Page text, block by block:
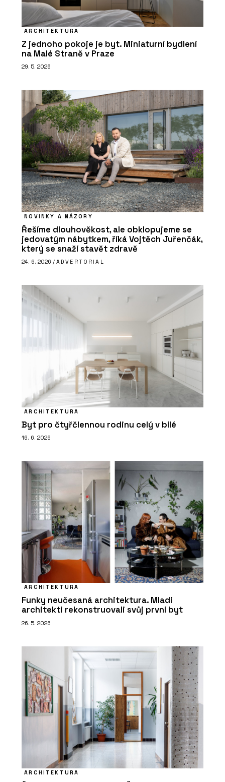
ARCHITEKTURA
Z jednoho pokoje je byt. Miniaturní bydlení
na Malé Straně v Praze
29. 5. 2026
NOVINKY A NÁZORY
Řešíme dlouhověkost, ale obklopujeme se
jedovatým nábytkem, říká Vojtěch Juřenčák,
který se snaží stavět zdravě
24. 6. 2026 / ADVERTORIAL
ARCHITEKTURA
Byt pro čtyřčlennou rodinu celý v bílé
16. 6. 2026
ARCHITEKTURA
Funky neučesaná architektura. Mladí
architekti rekonstruovali svůj první byt
26. 5. 2026
ARCHITEKTURA